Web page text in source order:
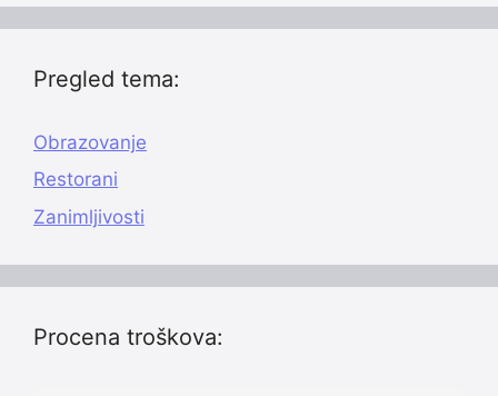
Pregled tema:
Obrazovanje
Restorani
Zanimljivosti
Procena troškova: